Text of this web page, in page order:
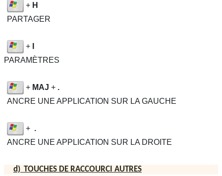
+ H
PARTAGER
+ I
PARAMÈTRES
+ MAJ +
ANCRE UNE APPLICATION SUR LA GAUCHE
+
ANCRE UNE APPLICATION SUR LA DROITE
d) TOUCHES DE RACCOURCI AUTRES